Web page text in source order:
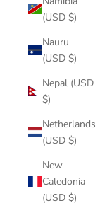
(USD $)
Nauru
(USD $)
Nepal (USD
$)
Netherlands
(USD $)
New
Caledonia
(USD $)